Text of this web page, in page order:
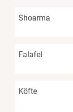
Shoarma
Falafel
Köfte